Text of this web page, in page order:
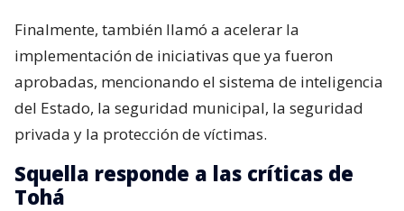
Finalmente, también llamó a acelerar la
implementación de iniciativas que ya fueron
aprobadas, mencionando el sistema de inteligencia
del Estado, la seguridad municipal, la seguridad
privada y la protección de víctimas.
Squella responde a las críticas de
Tohá